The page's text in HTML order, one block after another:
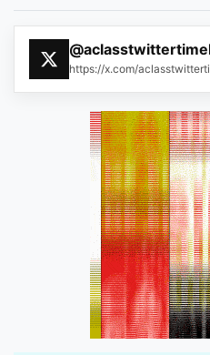
https://x.com/